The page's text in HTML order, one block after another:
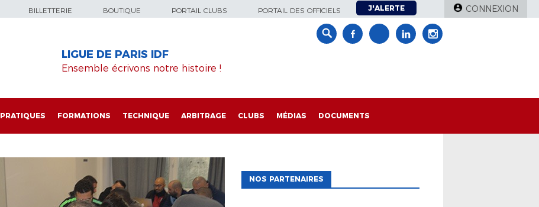
BILLETTERIE BOUTIQUE PORTAIL CLUBS PORTAIL DES OFFICIELS J'ALERTE CONNEXION
LIGUE DE PARIS IDF
Ensemble écrivons notre histoire !
PRATIQUES FORMATIONS TECHNIQUE ARBITRAGE CLUBS MÉDIAS DOCUMENTS
NOS PARTENAIRES